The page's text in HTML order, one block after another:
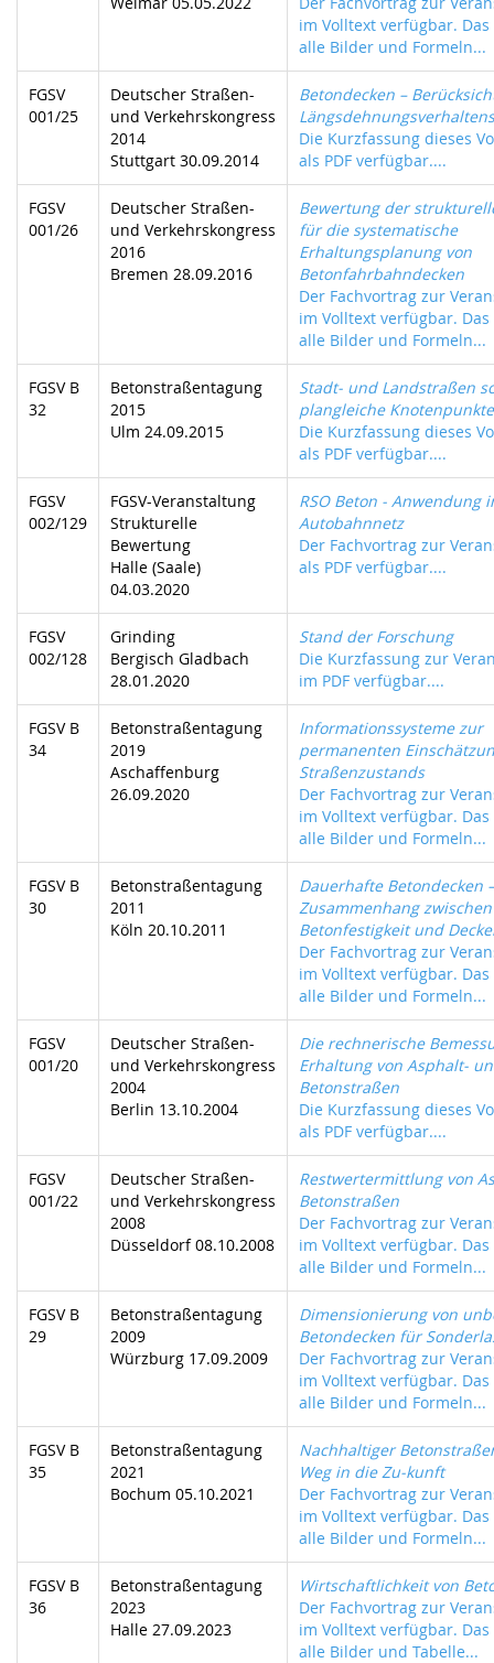
im Volltext verfügbar. Das
alle Bilder und Formeln...
FGSV
001/25
Deutscher Straßen-
und Verkehrskongress
2014
Stuttgart 30.09.2014
Betondecken –
Längsdehnungsverhaltens
Die Kurzfassung dieses
als PDF verfügbar....
FGSV
001/26
Deutscher Straßen-
und Verkehrskongress
2016
Bremen 28.09.2016
Bewertung der
für die systematische
Erhaltungsplanung von
Betonfahrbahndecken
Der Fachvortrag zur
im Volltext verfügbar. Das
alle Bilder und Formeln...
FGSV B
32
Betonstraßentagung
2015
Ulm 24.09.2015
Stadt- und Landstraßen
plangleiche Knotenpunkte
Die Kurzfassung dieses
als PDF verfügbar....
FGSV
002/129
FGSV-Veranstaltung
Strukturelle
Bewertung
Halle (Saale)
04.03.2020
RSO Beton - Anwendung
Autobahnnetz
Der Fachvortrag zur
als PDF verfügbar....
FGSV
002/128
Grinding
Bergisch Gladbach
28.01.2020
Stand der Forschung
Die Kurzfassung zur
im PDF verfügbar....
FGSV B
34
Betonstraßentagung
2019
Aschaffenburg
26.09.2020
Informationssysteme zur
permanenten
Straßenzustands
Der Fachvortrag zur
im Volltext verfügbar. Das
alle Bilder und Formeln...
FGSV B
30
Betonstraßentagung
2011
Köln 20.10.2011
Dauerhafte Betondecken
Zusammenhang zwischen
Betonfestigkeit und
Der Fachvortrag zur
im Volltext verfügbar. Das
alle Bilder und Formeln...
FGSV
001/20
Deutscher Straßen-
und Verkehrskongress
2004
Berlin 13.10.2004
Die rechnerische
Erhaltung von Asphalt-
Betonstraßen
Die Kurzfassung dieses
als PDF verfügbar....
FGSV
001/22
Deutscher Straßen-
und Verkehrskongress
2008
Düsseldorf 08.10.2008
Restwertermittlung von
Betonstraßen
Der Fachvortrag zur
im Volltext verfügbar. Das
alle Bilder und Formeln...
FGSV B
29
Betonstraßentagung
2009
Würzburg 17.09.2009
Dimensionierung von
Betondecken für
Der Fachvortrag zur
im Volltext verfügbar. Das
alle Bilder und Formeln...
FGSV B
35
Betonstraßentagung
2021
Bochum 05.10.2021
Nachhaltiger
Weg in die Zu-kunft
Der Fachvortrag zur
im Volltext verfügbar. Das
alle Bilder und Formeln...
FGSV B
36
Betonstraßentagung
2023
Halle 27.09.2023
Wirtschaftlichkeit von
Der Fachvortrag zur
im Volltext verfügbar. Das
alle Bilder und Tabelle...